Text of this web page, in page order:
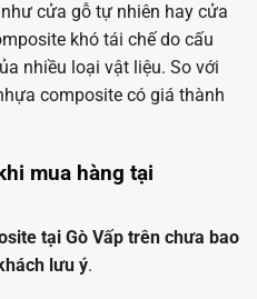
cửa gỗ tự nhiên hay cửa
khó tái chế do cấu
nhiều loại vật liệu. So với
composite có giá thành
mua hàng tại
tại Gò Vấp trên chưa bao
lưu ý.